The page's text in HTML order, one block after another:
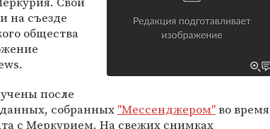
на съезде
общества
после
собранных "Мессенджером"во время
с Меркурием. На свежих снимках